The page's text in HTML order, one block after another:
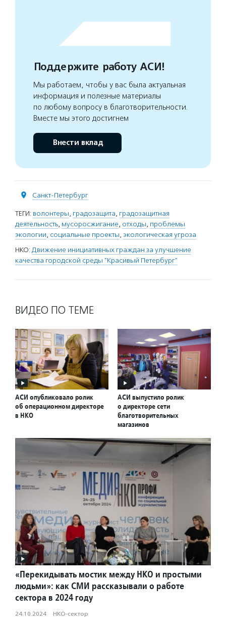
Поддержите работу АСИ!
Мы работаем, чтобы у вас была актуальная
информация и полезные материалы
по любому вопросу в благотворительности.
Вместе мы этого достигнем
Внести вклад
Санкт-Петербург
ТЕГИ: волонтеры, градозащита, градозащитная
деятельность, мусоросжигание, отходы, проблемы
экологии, социальные проекты, экологическая угроза
НКО: Движение инициативных граждан за улучшение
качества городской среды "Красивый Петербург"
ВИДЕО ПО ТЕМЕ
АСИ опубликовало ролик
об операционном директоре
в НКО
АСИ выпустило ролик
о директоре сети
благотворительных
магазинов
«Перекидывать мостик между НКО и простыми
людьми»: как СМИ рассказывали о работе
сектора в 2024 году
24.10.2024 · НКО-сектор